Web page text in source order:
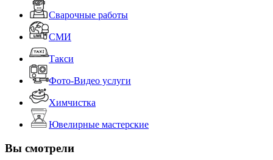
Сварочные работы
СМИ
Такси
Фото-Видео услуги
Химчистка
Ювелирные мастерские
Вы смотрели